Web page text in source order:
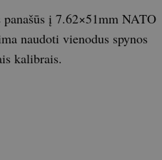
į 7.62×51mm NATO
naudoti vienodus spynos
kalibrais.